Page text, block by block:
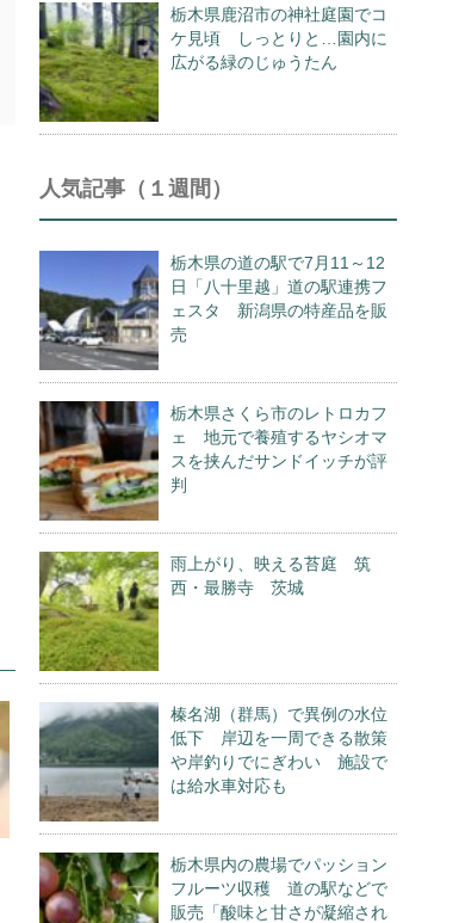
栃木県鹿沼市の神社庭園でコ
ケ見頃 しっとりと…園内に
広がる緑のじゅうたん
人気記事（１週間）
栃木県の道の駅で7月11～12
日「八十里越」道の駅連携フ
ェスタ 新潟県の特産品を販
売
栃木県さくら市のレトロカフ
ェ 地元で養殖するヤシオマ
スを挟んだサンドイッチが評
判
雨上がり、映える苔庭 筑
西・最勝寺 茨城
榛名湖（群馬）で異例の水位
低下 岸辺を一周できる散策
や岸釣りでにぎわい 施設で
は給水車対応も
栃木県内の農場でパッション
フルーツ収穫 道の駅などで
販売「酸味と甘さが凝縮され